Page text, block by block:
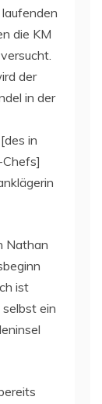
die KM
der
in der
in
Nathan
ist
ein